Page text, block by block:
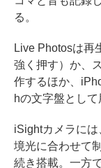
る。
Live Photosは再
強く押す）か、
作するほか、
hの文字盤として
iSightカメラに
境光に合わせて
続き搭載。一方